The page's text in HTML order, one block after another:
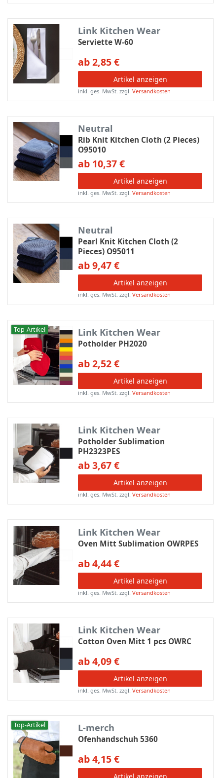
Link Kitchen Wear
Serviette W-60
ab 2,85 €
Artikel anzeigen
inkl. ges. MwSt. zzgl.Versandkosten
Neutral
Rib Knit Kitchen Cloth (2 Pieces)
O95010
ab 10,37 €
Artikel anzeigen
inkl. ges. MwSt. zzgl.Versandkosten
Neutral
Pearl Knit Kitchen Cloth (2
Pieces) O95011
ab 9,47 €
Artikel anzeigen
inkl. ges. MwSt. zzgl.Versandkosten
Top-Artikel Link Kitchen Wear
Potholder PH2020
ab 2,52 €
Artikel anzeigen
inkl. ges. MwSt. zzgl.Versandkosten
Link Kitchen Wear
Potholder Sublimation
PH2323PES
ab 3,67 €
Artikel anzeigen
inkl. ges. MwSt. zzgl.Versandkosten
Link Kitchen Wear
Oven Mitt Sublimation OWRPES
ab 4,44 €
Artikel anzeigen
inkl. ges. MwSt. zzgl.Versandkosten
Link Kitchen Wear
Cotton Oven Mitt 1 pcs OWRC
ab 4,09 €
Artikel anzeigen
inkl. ges. MwSt. zzgl.Versandkosten
Top-Artikel L-merch
Ofenhandschuh 5360
ab 4,15 €